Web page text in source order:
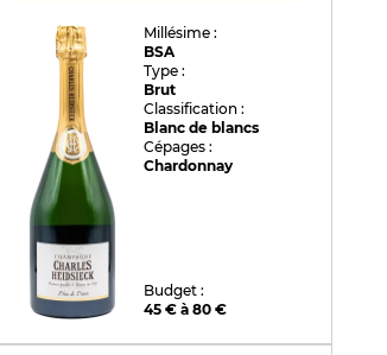
Millésime :
BSA
Type :
Brut
Classification :
Blanc de blancs
Cépages :
Chardonnay
Budget :
45 € à 80 €